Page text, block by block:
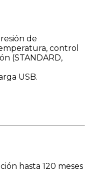
de
control
(STANDARD,
USB.
hasta 120 meses